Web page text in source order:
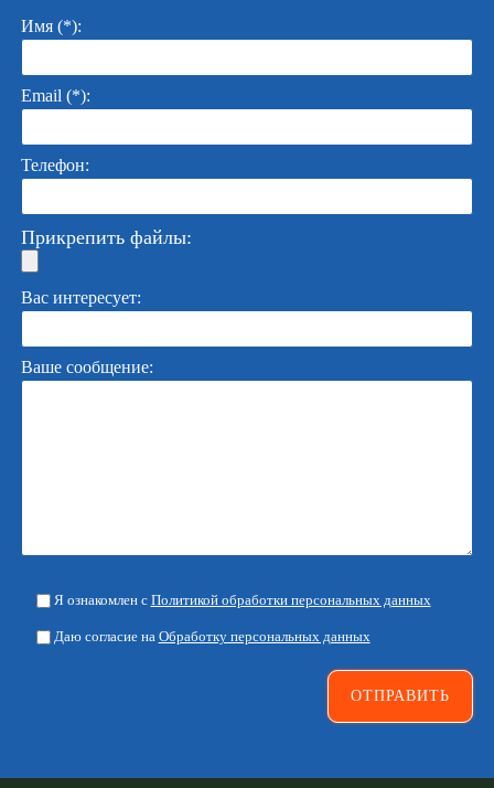
Имя (*):
Email (*):
Телефон:
Прикрепить файлы:
Вас интересует:
Ваше сообщение:
Я ознакомлен с Политикой обработки персональных данных
Даю согласие на Обработку персональных данных